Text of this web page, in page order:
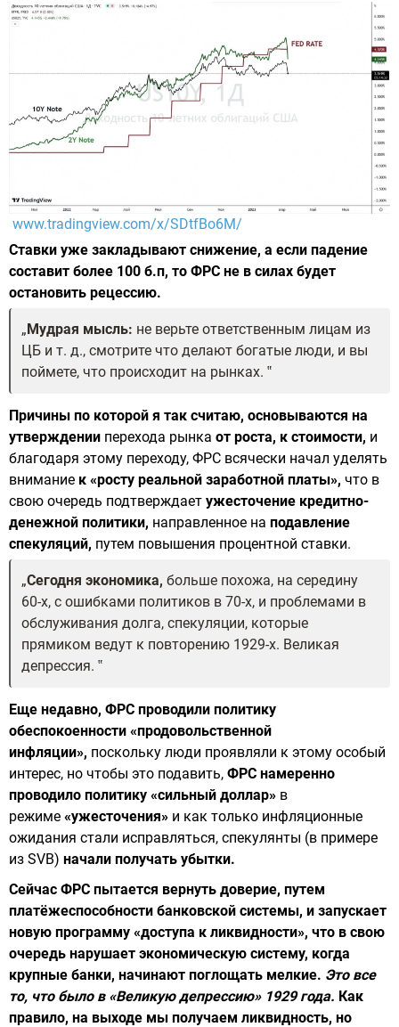
www.tradingview.com/x/SDtfBo6M/
Ставки уже закладывают снижение, а если падение
составит более 100 б.п, то ФРС не в силах будет
остановить рецессию.
Мудрая мысль: не верьте ответственным лицам из
ЦБ и т. д., смотрите что делают богатые люди, и вы
поймете, что происходит на рынках.
Причины по которой я так считаю, основываются на
утверждении перехода рынка от роста, к стоимости, и
благодаря этому переходу, ФРС всячески начал уделять
внимание к «росту реальной заработной платы», что в
свою очередь подтверждает ужесточение кредитно-
денежной политики, направленное на подавление
спекуляций, путем повышения процентной ставки.
Сегодня экономика, больше похожа, на середину
60-х, с ошибками политиков в 70-х, и проблемами в
обслуживания долга, спекуляции, которые
прямиком ведут к повторению 1929-х. Великая
депрессия.
Еще недавно, ФРС проводили политику
обеспокоенности «продовольственной
инфляции», поскольку люди проявляли к этому особый
интерес, но чтобы это подавить, ФРС намеренно
проводило политику «сильный доллар» в
режиме «ужесточения» и как только инфляционные
ожидания стали исправляться, спекулянты (в примере
из SVB) начали получать убытки.
Сейчас ФРС пытается вернуть доверие, путем
платёжеспособности банковской системы, и запускает
новую программу «доступа к ликвидности», что в свою
очередь нарушает экономическую систему, когда
крупные банки, начинают поглощать мелкие. Это все
то, что было в «Великую депрессию» 1929 года. Как
правило, на выходе мы получаем ликвидность, но